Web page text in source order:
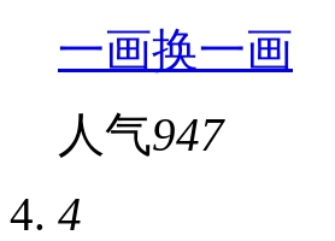
一画换一画
人气947
4